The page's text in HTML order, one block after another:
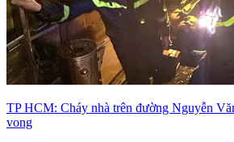
TP HCM: Cháy nhà trên đường Nguyễn
vong